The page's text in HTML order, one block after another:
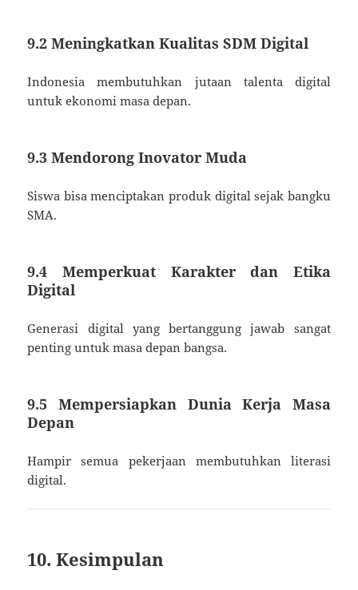
9.2 Meningkatkan Kualitas SDM Digital
Indonesia membutuhkan jutaan talenta digital
untuk ekonomi masa depan.
9.3 Mendorong Inovator Muda
Siswa bisa menciptakan produk digital sejak bangku
SMA.
9.4 Memperkuat Karakter dan Etika
Digital
Generasi digital yang bertanggung jawab sangat
penting untuk masa depan bangsa.
9.5 Mempersiapkan Dunia Kerja Masa
Depan
Hampir semua pekerjaan membutuhkan literasi
digital.
10. Kesimpulan